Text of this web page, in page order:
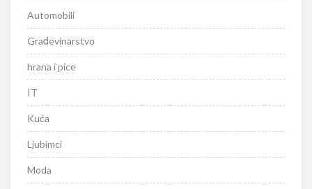
Automobili
Građevinarstvo
hrana i pice
IT
Kuća
Ljubimci
Moda